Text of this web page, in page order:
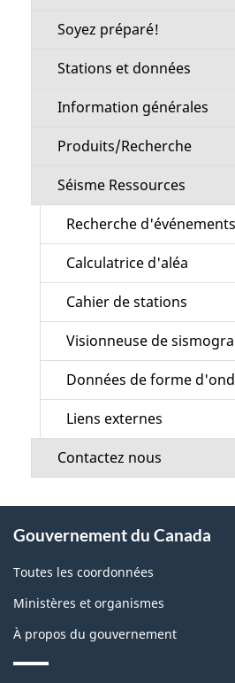
Soyez préparé!
Stations et données
Information générales
Produits/Recherche
Séisme Ressources
Recherche d'événements
Calculatrice d'aléa
Cahier de stations
Visionneuse de
Données de forme
Liens externes
Contactez nous
propos
de
ce
Gouvernement du Canada
Toutes les coordonnées
Ministères et organismes
À propos du gouvernement